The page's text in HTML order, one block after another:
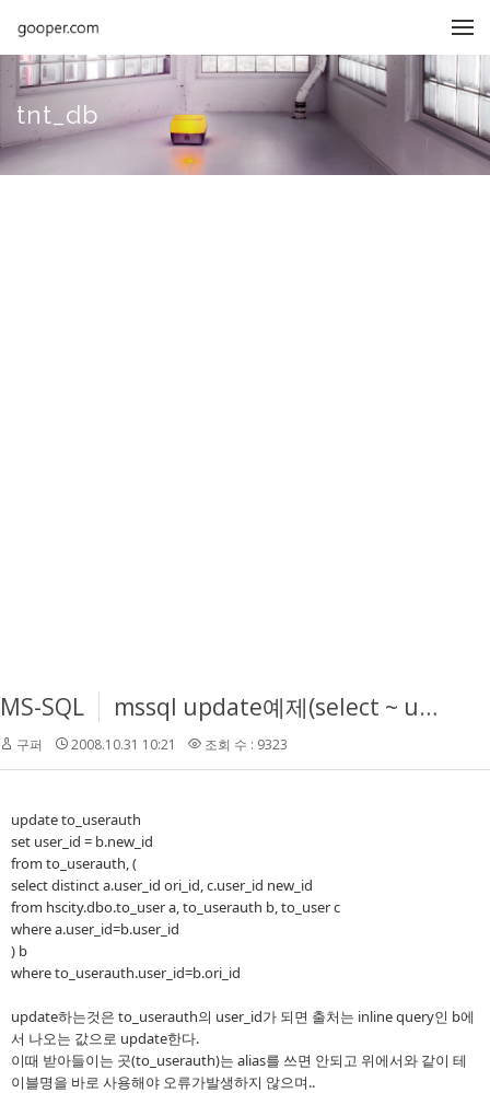
tnt_db
MS-SQL mssql update예제(select ~ update)
구퍼 2008.10.31 10:21 조회 수 : 9323
update to_userauth
set user_id = b.new_id
from to_userauth, (
select distinct a.user_id ori_id, c.user_id new_id
from hscity.dbo.to_user a, to_userauth b, to_user c
where a.user_id=b.user_id
) b
where to_userauth.user_id=b.ori_id
update하는것은 to_userauth의 user_id가 되면 출처는 inline query인 b에
서 나오는 값으로 update한다.
이때 받아들이는 곳(to_userauth)는 alias를 쓰면 안되고 위에서와 같이 테
이블명을 바로 사용해야 오류가발생하지 않으며..